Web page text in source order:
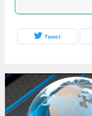
Tweet